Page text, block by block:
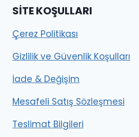
SITE KOŞULLARI
Çerez Politikası
Gizlilik ve Güvenlik Koşulları
İade & Değişim
Mesafeli Satış Sözleşmesi
Teslimat Bilgileri